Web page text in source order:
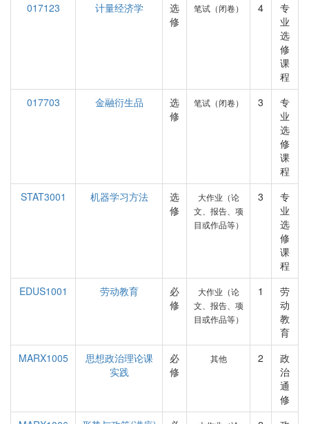
017123
计量经济学
选
修
笔试（闭卷） 4
专
业
选
修
课
程
017703
金融衍生品
选
修
笔试（闭卷） 3
专
业
选
修
课
程
STAT3001
机器学习方法
选
修
大作业（论
文、报告、项
目或作品等）
3
专
业
选
修
课
程
EDUS1001
劳动教育
必
修
大作业（论
文、报告、项
目或作品等）
1
劳
动
教
育
MARX1005
思想政治理论课
实践
必
修
其他 2
政
治
通
修